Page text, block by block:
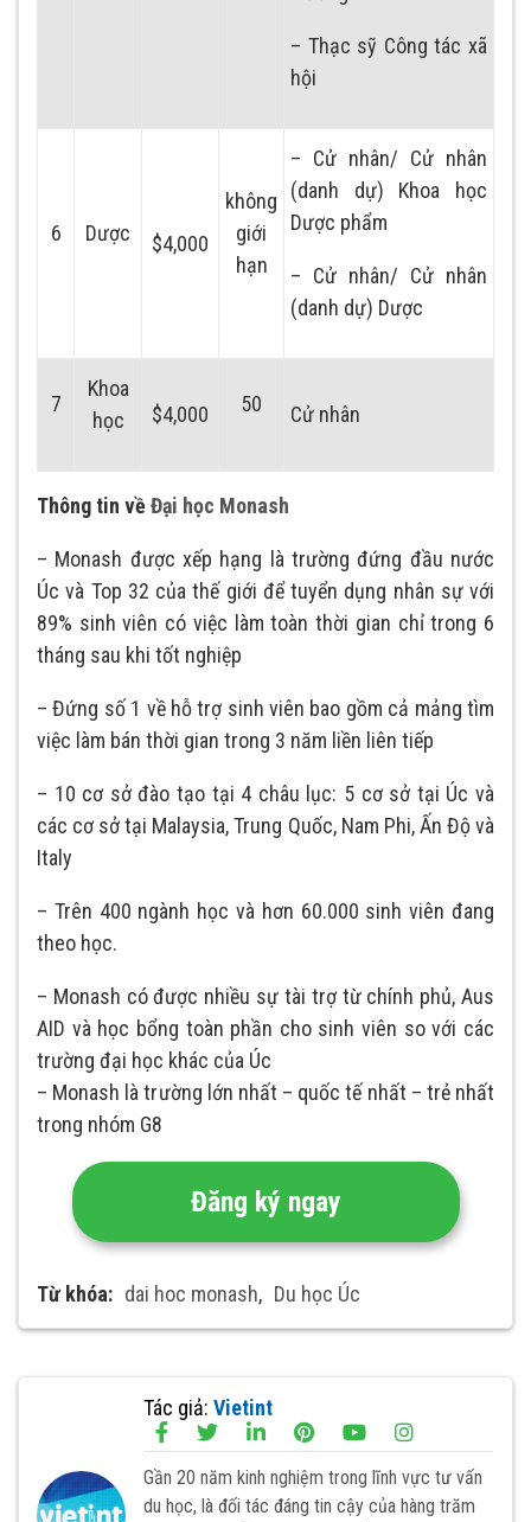
– Thạc sỹ Công tác xã
hội
6 Dược $4,000
không
giới
hạn
– Cử nhân/ Cử nhân
(danh dự) Khoa học
Dược phẩm
– Cử nhân/ Cử nhân
(danh dự) Dược
7
Khoa
học
$4,000 50 Cử nhân
Thông tin về Đại học Monash
– Monash được xếp hạng là trường đứng đầu nước
Úc và Top 32 của thế giới để tuyển dụng nhân sự với
89% sinh viên có việc làm toàn thời gian chỉ trong 6
tháng sau khi tốt nghiệp
– Đứng số 1 về hỗ trợ sinh viên bao gồm cả mảng tìm
việc làm bán thời gian trong 3 năm liền liên tiếp
– 10 cơ sở đào tạo tại 4 châu lục: 5 cơ sở tại Úc và
các cơ sở tại Malaysia, Trung Quốc, Nam Phi, Ấn Độ và
Italy
– Trên 400 ngành học và hơn 60.000 sinh viên đang
theo học.
– Monash có được nhiều sự tài trợ từ chính phủ, Aus
AID và học bổng toàn phần cho sinh viên so với các
trường đại học khác của Úc
– Monash là trường lớn nhất – quốc tế nhất – trẻ nhất
trong nhóm G8
Đăng ký ngay
Từ khóa: dai hoc monash, Du học Úc
Tác giả: Vietint
Gần 20 năm kinh nghiệm trong lĩnh vực tư vấn
du học, là đối tác đáng tin cậy của hàng trăm